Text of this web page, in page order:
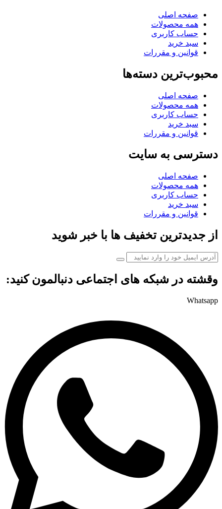
صفحه اصلی
همه محصولات
حساب کاربری
سبد خرید
قوانین و مقررات
محبوب‌ترین دسته‌ها
صفحه اصلی
همه محصولات
حساب کاربری
سبد خرید
قوانین و مقررات
دسترسی به سایت
صفحه اصلی
همه محصولات
حساب کاربری
سبد خرید
قوانین و مقررات
از جدیدترین تخفیف ها با خبر شوید
وقشته در شبکه های اجتماعی دنبالمون کنید:
Whatsapp